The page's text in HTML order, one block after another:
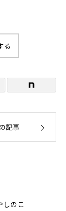
る
記事
しのこ